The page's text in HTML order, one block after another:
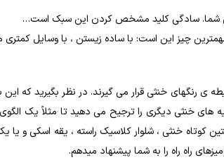
شما. سادگی کلید مشخص کردن این سبک است…
چیز این است: با ساده زیستن ، با وسایل
ی رنگهای خنثی قرار می گیرند. در نظر بگیرید
های خنثی دیگری را ترجیح می دهید تا مثلاً یک
خنثی ، شلوار کلاسیک راسته ، یقه اسکی و یا
راه راه را به شما پیشنهاد میدهم.